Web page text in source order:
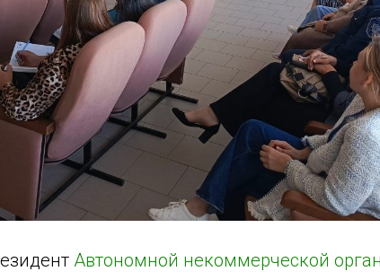
Автономной некоммерческой